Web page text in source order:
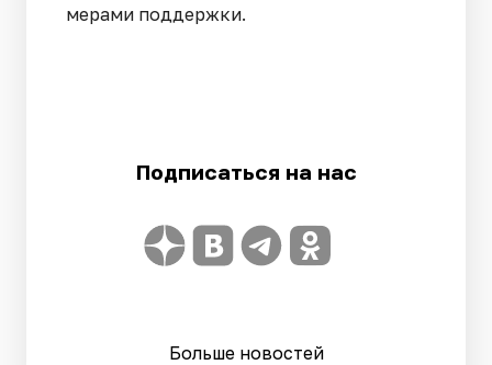
мерами поддержки.
Подписаться на нас
Больше новостей